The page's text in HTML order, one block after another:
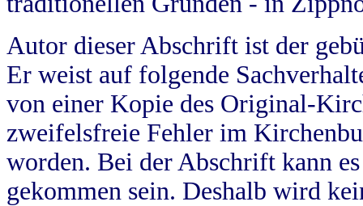
Autor dieser Abschrift ist der
Er weist auf folgende
von einer Kopie des Original-
zweifelsfreie Fehler im
worden. Bei der Abschrift kann
gekommen sein. Deshalb wird